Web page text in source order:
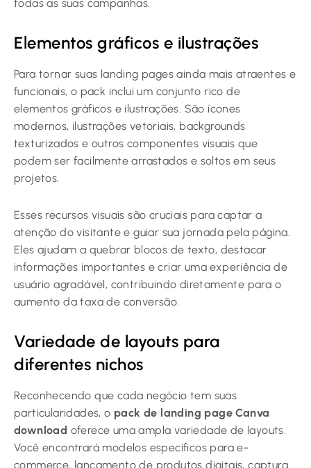
todas as suas campanhas.
Elementos gráficos e ilustrações
Para tornar suas landing pages ainda mais atraentes e
funcionais, o pack inclui um conjunto rico de
elementos gráficos e ilustrações. São ícones
modernos, ilustrações vetoriais, backgrounds
texturizados e outros componentes visuais que
podem ser facilmente arrastados e soltos em seus
projetos.
Esses recursos visuais são cruciais para captar a
atenção do visitante e guiar sua jornada pela página.
Eles ajudam a quebrar blocos de texto, destacar
informações importantes e criar uma experiência de
usuário agradável, contribuindo diretamente para o
aumento da taxa de conversão.
Variedade de layouts para
diferentes nichos
Reconhecendo que cada negócio tem suas
particularidades, o pack de landing page Canva
download oferece uma ampla variedade de layouts.
Você encontrará modelos específicos para e-
commerce, lançamento de produtos digitais, captura